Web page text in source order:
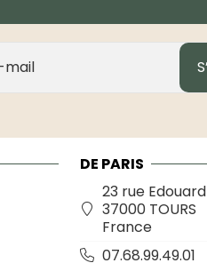
DE PARIS
23 rue
37000 TOURS
France
07.68.99.49.01